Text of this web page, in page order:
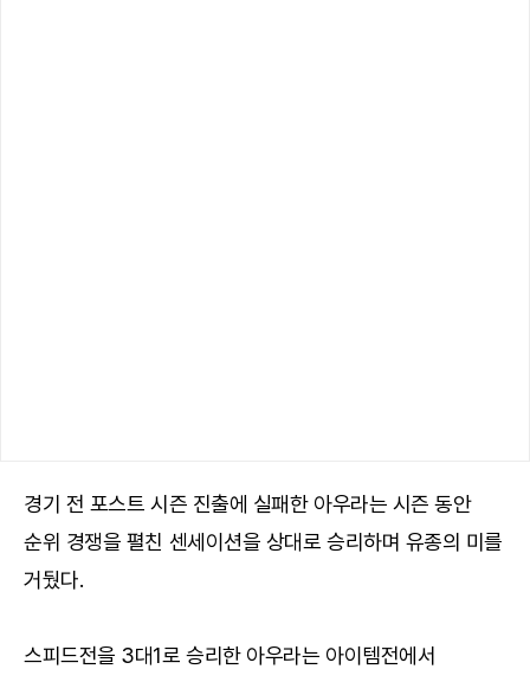
경기 전 포스트 시즌 진출에 실패한 아우라는 시즌 동안
순위 경쟁을 펼친 센세이션을 상대로 승리하며 유종의 미를
거뒀다.
스피드전을 3대1로 승리한 아우라는 아이템전에서